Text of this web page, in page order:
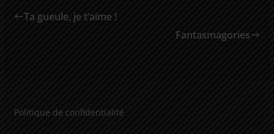
Ta gueule, je t’aime !
Fantasmagories
Politique de confidentialité